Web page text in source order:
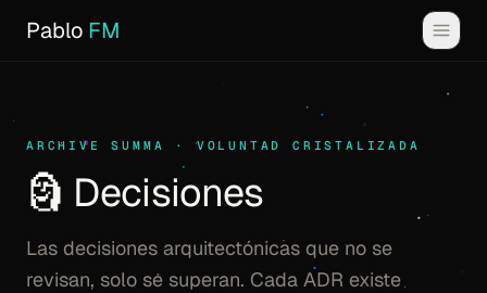
Pablo FM
ARCHIVE SUMMA · VOLUNTAD CRISTALIZADA
🗿 Decisiones
Las decisiones arquitectónicas que no se
revisan, solo se superan. Cada ADR existe